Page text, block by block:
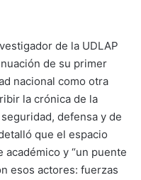
de la UDLAP
de su primer
nacional como otra
la crónica de la
defensa y de
que el espacio
y “un puente
esos actores: fuerzas